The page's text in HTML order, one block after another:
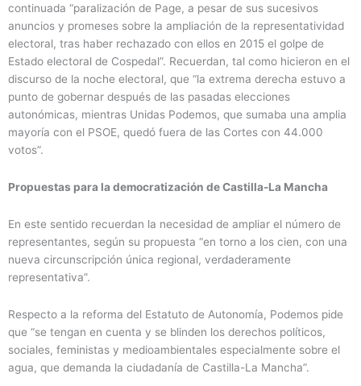
continuada “paralización de Page, a pesar de sus sucesivos
anuncios y promeses sobre la ampliación de la representatividad
electoral, tras haber rechazado con ellos en 2015 el golpe de
Estado electoral de Cospedal”. Recuerdan, tal como hicieron en el
discurso de la noche electoral, que “la extrema derecha estuvo a
punto de gobernar después de las pasadas elecciones
autonómicas, mientras Unidas Podemos, que sumaba una amplia
mayoría con el PSOE, quedó fuera de las Cortes con 44.000
votos”.
Propuestas para la democratización de Castilla-La Mancha
En este sentido recuerdan la necesidad de ampliar el número de
representantes, según su propuesta “en torno a los cien, con una
nueva circunscripción única regional, verdaderamente
representativa”.
Respecto a la reforma del Estatuto de Autonomía, Podemos pide
que “se tengan en cuenta y se blinden los derechos políticos,
sociales, feministas y medioambientales especialmente sobre el
agua, que demanda la ciudadanía de Castilla-La Mancha”.